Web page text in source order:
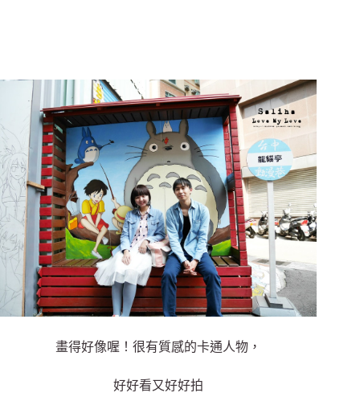
畫得好像喔！很有質感的卡通人物，
好好看又好好拍